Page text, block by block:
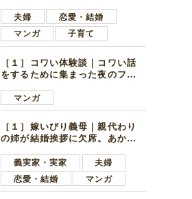
子学生
夫婦
恋愛・結婚
マンガ
子育て
［１］コワい体験談｜コワい話
をするために集まった夜のファ
好きの男の子ママ
マンガ
［１］嫁いびり義母｜親代わり
の姉が結婚挨拶に欠席。あから
義実家・実家
夫婦
恋愛・結婚
マンガ